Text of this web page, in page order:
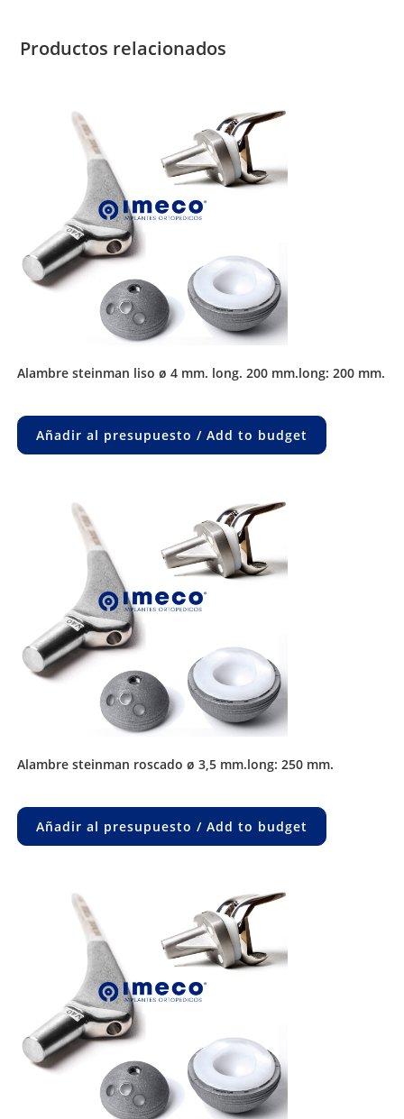
Productos relacionados
alambre steinman liso ø 4 mm. long. 200 mm.long: 200 mm.
Añadir al presupuesto / Add to budget
alambre steinman roscado ø 3,5 mm.long: 250 mm.
Añadir al presupuesto / Add to budget